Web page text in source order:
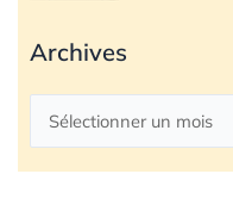
Archives